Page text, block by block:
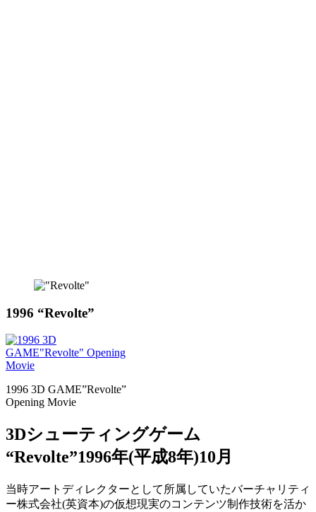
1996 “Revolte”
1996 3D GAME”Revolte”
Opening Movie
3Dシューティングゲーム
“Revolte”1996年(平成8年)10月
当時アートディレクターとして所属していたバーチャリティ
ー株式会社(英資本)の仮想現実のコンテンツ制作技術を活か